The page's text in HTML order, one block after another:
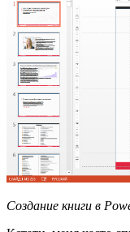
Создание книги в